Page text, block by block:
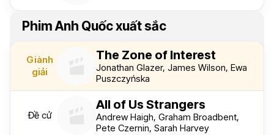
Phim Anh Quốc xuất sắc
Giành
giải
The Zone of Interest
Jonathan Glazer, James Wilson, Ewa
Puszczyńska
Đề cử
All of Us Strangers
Andrew Haigh, Graham Broadbent,
Pete Czernin, Sarah Harvey